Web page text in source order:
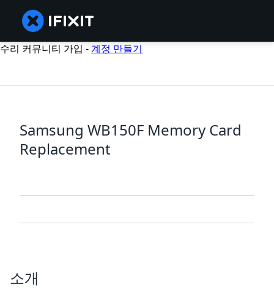
수리 커뮤니티 가입 -계정 만들기
Samsung WB150F Memory Card
Replacement
소개